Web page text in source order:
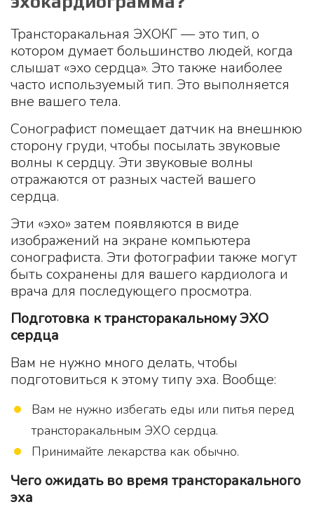
Трансторакальная ЭХОКГ — это тип, о
котором думает большинство людей, когда
слышат «эхо сердца». Это также наиболее
часто используемый тип. Это выполняется
вне вашего тела.
Сонографист помещает датчик на внешнюю
сторону груди, чтобы посылать звуковые
волны к сердцу. Эти звуковые волны
отражаются от разных частей вашего
сердца.
Эти «эхо» затем появляются в виде
изображений на экране компьютера
сонографиста. Эти фотографии также могут
быть сохранены для вашего кардиолога и
врача для последующего просмотра.
Подготовка к трансторакальному ЭХО
сердца
Вам не нужно много делать, чтобы
подготовиться к этому типу эха. Вообще:
Вам не нужно избегать еды или питья перед
трансторакальным ЭХО сердца.
Принимайте лекарства как обычно.
Чего ожидать во время трансторакального
эха